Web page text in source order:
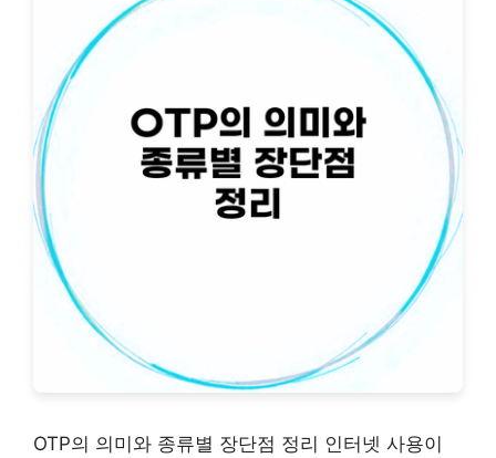
OTP의 의미와 종류별 장단점 정리 인터넷 사용이